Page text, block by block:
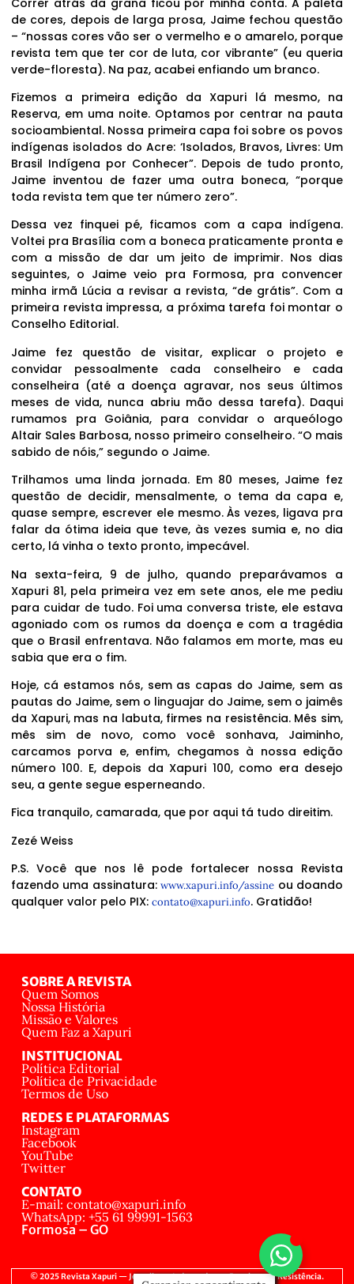
de cores, depois de larga prosa, Jaime fechou questão
– “nossas cores vão ser o vermelho e o amarelo, porque
revista tem que ter cor de luta, cor vibrante” (eu queria
verde-floresta). Na paz, acabei enfiando um branco.
Fizemos a primeira edição da Xapuri lá mesmo, na
Reserva, em uma noite. Optamos por centrar na pauta
socioambiental. Nossa primeira capa foi sobre os povos
indígenas isolados do Acre: ‘Isolados, Bravos, Livres: Um
Brasil Indígena por Conhecer”. Depois de tudo pronto,
Jaime inventou de fazer uma outra boneca, “porque
toda revista tem que ter número zero”.
Dessa vez finquei pé, ficamos com a capa indígena.
Voltei pra Brasília com a boneca praticamente pronta e
com a missão de dar um jeito de imprimir. Nos dias
seguintes, o Jaime veio pra Formosa, pra convencer
minha irmã Lúcia a revisar a revista, “de grátis”. Com a
primeira revista impressa, a próxima tarefa foi montar o
Conselho Editorial.
Jaime fez questão de visitar, explicar o projeto e
convidar pessoalmente cada conselheiro e cada
conselheira (até a doença agravar, nos seus últimos
meses de vida, nunca abriu mão dessa tarefa). Daqui
rumamos pra Goiânia, para convidar o arqueólogo
Altair Sales Barbosa, nosso primeiro conselheiro. “O mais
sabido de nóis,” segundo o Jaime.
Trilhamos uma linda jornada. Em 80 meses, Jaime fez
questão de decidir, mensalmente, o tema da capa e,
quase sempre, escrever ele mesmo. Às vezes, ligava pra
falar da ótima ideia que teve, às vezes sumia e, no dia
certo, lá vinha o texto pronto, impecável.
Na sexta-feira, 9 de julho, quando preparávamos a
Xapuri 81, pela primeira vez em sete anos, ele me pediu
para cuidar de tudo. Foi uma conversa triste, ele estava
agoniado com os rumos da doença e com a tragédia
que o Brasil enfrentava. Não falamos em morte, mas eu
sabia que era o fim.
Hoje, cá estamos nós, sem as capas do Jaime, sem as
pautas do Jaime, sem o linguajar do Jaime, sem o jaimês
da Xapuri, mas na labuta, firmes na resistência. Mês sim,
mês sim de novo, como você sonhava, Jaiminho,
carcamos porva e, enfim, chegamos à nossa edição
número 100. E, depois da Xapuri 100, como era desejo
seu, a gente segue esperneando.
Fica tranquilo, camarada, que por aqui tá tudo direitim.
Zezé Weiss
P.S. Você que nos lê pode fortalecer nossa Revista
fazendo uma assinatura:www.xapuri.info/assine ou doando
qualquer valor pelo PIX: contato@xapuri.info. Gratidão!
SOBRE A REVISTA
Quem Somos
Nossa História
Missão e Valores
Quem Faz a Xapuri
INSTITUCIONAL
Política Editorial
Política de Privacidade
Termos de Uso
REDES E PLATAFORMAS
Instagram
Facebook
YouTube
Twitter
CONTATO
E-mail: contato@xapuri.info
WhatsApp: +55 61 99991-1563
Formosa – GO
© 2025 Revista Xapuri — Jornalismo Independente, Popular e de Resistência.